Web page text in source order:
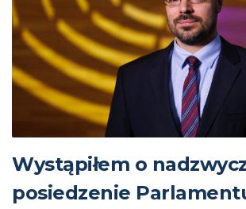
Wystąpiłem o
posiedzenie